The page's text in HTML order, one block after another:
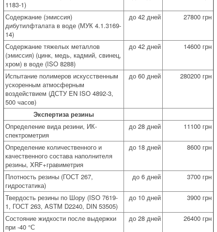
1183-1)
Содержание (эмиссия)
дибутилфталата в воде (МУК 4.1.3169-
14)
до 42 дней 27800 грн
Содержание тяжелых металлов
(эмиссия) (цинк, медь, кадмий, свинец,
хром) в воде (ISO 8288)
до 42 дней 14600 грн
Испытание полимеров искусственным
ускоренным атмосферным
воздействием (ДСТУ EN ISO 4892-3,
500 часов)
до 60 дней 280200 грн
Экспертиза резины
Определение вида резини, ИК-
спектрометрия
до 28 дней 11100 грн
Определение количественного и
качественного состава наполнителя
резины, XRF+гравиметрия
до 18 дней 8600 грн
Плотность резины (ГОСТ 267,
гидростатика)
до 6 дней 3700 грн
Твердость резины по Шору (ISO 7619-
1, ГОСТ 263, ASTM D2240, DIN 53505)
до 10 дней 3900 грн
Состояние жидкости после выдержки
при -40 °С
до 28 дней 26400 грн